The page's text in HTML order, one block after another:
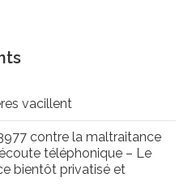
vacillent
contre la maltraitance
téléphonique – Le
bientôt privatisé et